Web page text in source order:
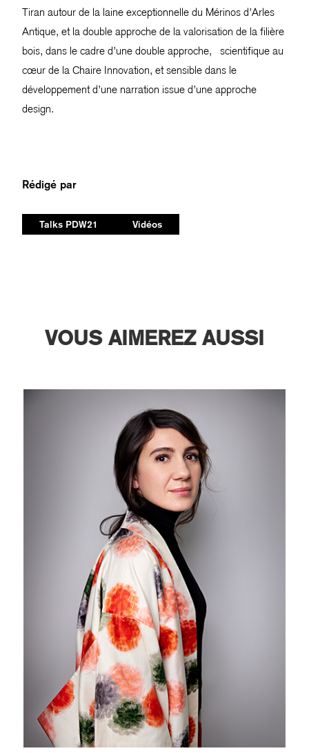
Tiran autour de la laine exceptionnelle du Mérinos d’Arles
Antique, et la double approche de la valorisation de la filière
bois, dans le cadre d’une double approche, scientifique au
cœur de la Chaire Innovation, et sensible dans le
développement d’une narration issue d’une approche
design.
Rédigé par
Talks PDW21 Vidéos
VOUS AIMEREZ AUSSI